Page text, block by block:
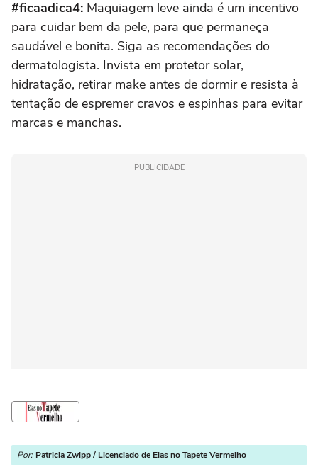
#ficaadica4: Maquiagem leve ainda é um incentivo
para cuidar bem da pele, para que permaneça
saudável e bonita. Siga as recomendações do
dermatologista. Invista em protetor solar,
hidratação, retirar make antes de dormir e resista à
tentação de espremer cravos e espinhas para evitar
marcas e manchas.
PUBLICIDADE
Por: Patricia Zwipp / Licenciado de Elas no Tapete Vermelho